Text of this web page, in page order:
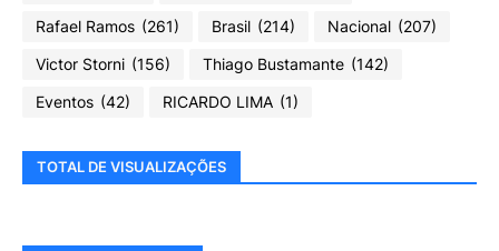
Rafael Ramos (261) Brasil (214) Nacional (207)
Victor Storni (156) Thiago Bustamante (142)
Eventos (42) RICARDO LIMA (1)
TOTAL DE VISUALIZAÇÕES